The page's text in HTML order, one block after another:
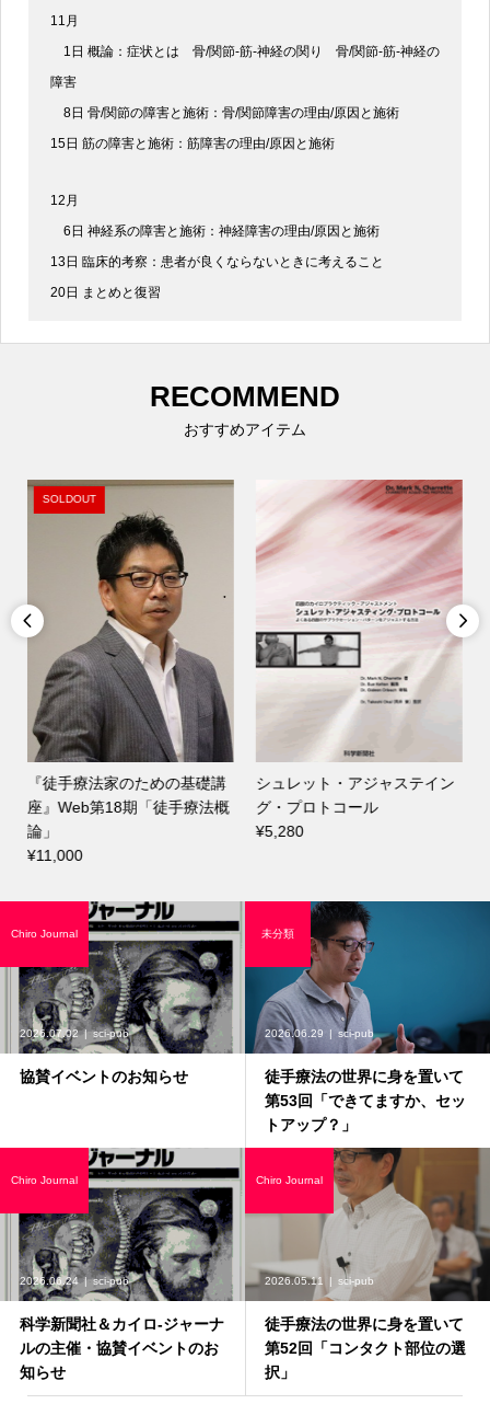
11月
1日 概論：症状とは 骨/関節-筋-神経の関り 骨/関節-筋-神経の
障害
8日 骨/関節の障害と施術：骨/関節障害の理由/原因と施術
15日 筋の障害と施術：筋障害の理由/原因と施術
12月
6日 神経系の障害と施術：神経障害の理由/原因と施術
13日 臨床的考察：患者が良くならないときに考えること
20日 まとめと復習
RECOMMEND
おすすめアイテム

SOLDOUT
『徒手療法家のための基礎講
座』Web第18期「徒手療法概
論」
¥11,000
シュレット・アジャステイン
グ・プロトコール
¥5,280

2026.07.02 sci-pub
協賛イベントのお知らせ
Chiro Journal
2026.06.29 sci-pub
徒手療法の世界に身を置いて
第53回「できてますか、セッ
トアップ？」
未分類
2026.06.24 sci-pub
科学新聞社＆カイロ-ジャーナ
ルの主催・協賛イベントのお
知らせ
Chiro Journal
2026.05.11 sci-pub
徒手療法の世界に身を置いて
第52回「コンタクト部位の選
択」
Chiro Journal